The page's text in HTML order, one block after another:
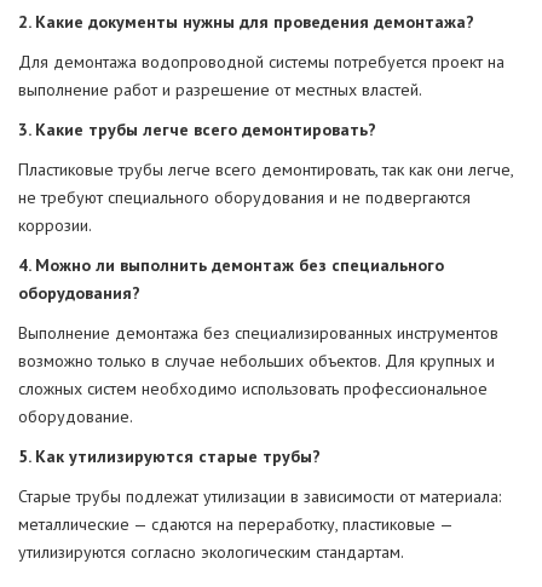
2. Какие документы нужны для проведения демонтажа?
Для демонтажа водопроводной системы потребуется проект на
выполнение работ и разрешение от местных властей.
3. Какие трубы легче всего демонтировать?
Пластиковые трубы легче всего демонтировать, так как они легче,
не требуют специального оборудования и не подвергаются
коррозии.
4. Можно ли выполнить демонтаж без специального
оборудования?
Выполнение демонтажа без специализированных инструментов
возможно только в случае небольших объектов. Для крупных и
сложных систем необходимо использовать профессиональное
оборудование.
5. Как утилизируются старые трубы?
Старые трубы подлежат утилизации в зависимости от материала:
металлические — сдаются на переработку, пластиковые —
утилизируются согласно экологическим стандартам.